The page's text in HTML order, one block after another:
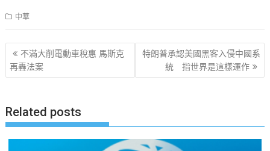
中華
文
章
不滿大削電動車稅惠 馬斯克
再轟法案
特朗普承認美國黑客入侵中國系
統 指世界是這樣運作
Related posts